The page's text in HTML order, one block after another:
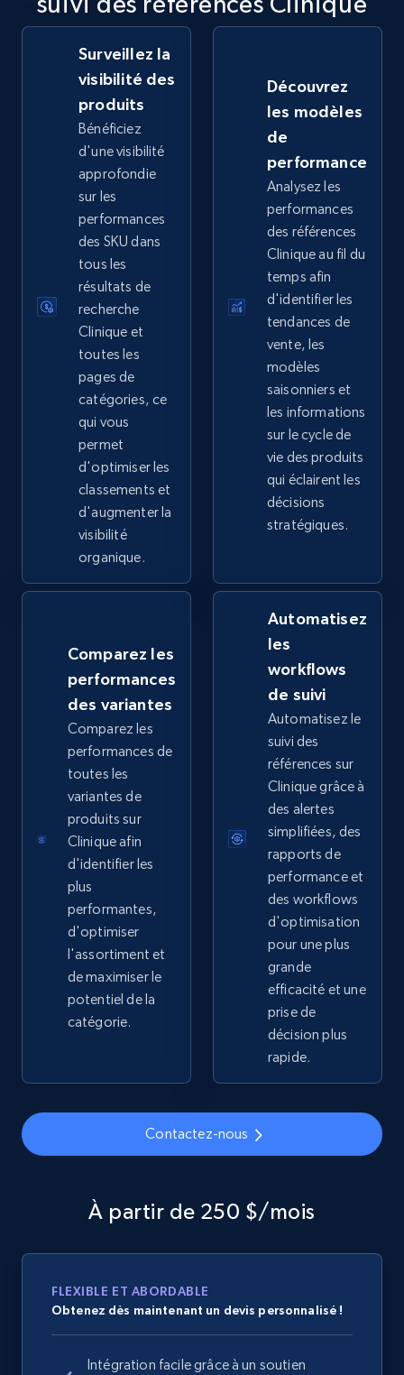
2.5K+ 359+ Commencer
eBay - Collect records by category
URL, Product id, Title, Seller name, Seller rating,
Seller reviews, Breadcrumbs, Root category, and
2.5K+ 359+ Commencer
Google Shopping
URL, Product id, Title, Product description,
Rating, Reviews count, Images, Variations, and
more.
2.4K+ Commencer
Google Shopping - collects products from
web using keywords
URL, Product id, Title, Product description,
Rating, Reviews count, Images, Variations, and
2.4K+ 200+ Commencer
Home Depot US
URL, Domain, Country code, Model number,
Sku, Product id, Product name, Manufacturer,
and more.
2.1K+ Commencer
Home Depot US - Gather data on products
using specified keywords
URL, Domain, Country code, Model number,
Sku, Product id, Product name, Manufacturer,
and more.
2.1K+ 355+ Commencer
URL, Domain, Country code, Model number,
and more.
2.1K+ 355+ Commencer
Surveillez la
visibilité des
produits
Bénéficiez
d'une visibilité
approfondie
sur les
performances
des SKU dans
tous les
résultats de
recherche
Clinique et
toutes les
pages de
catégories, ce
qui vous
permet
d'optimiser les
classements et
d'augmenter la
visibilité
organique.
Découvrez
les modèles
de
performance
Analysez les
performances
des références
Clinique au fil du
temps afin
d'identifier les
tendances de
vente, les
modèles
saisonniers et
les informations
sur le cycle de
vie des produits
qui éclairent les
décisions
stratégiques.
Comparez les
performances
des variantes
Comparez les
performances de
toutes les
variantes de
produits sur
Clinique afin
d'identifier les
plus
performantes,
d'optimiser
l'assortiment et
de maximiser le
potentiel de la
catégorie.
Automatisez
les
workflows
de suivi
Automatisez le
suivi des
références sur
Clinique grâce à
des alertes
simplifiées, des
rapports de
performance et
des workflows
d'optimisation
pour une plus
grande
efficacité et une
prise de
décision plus
rapide.
Contactez-nous
À partir de 250 $/mois
FLEXIBLE ET ABORDABLE
Obtenez dès maintenant un devis personnalisé !
Intégration facile grâce à un soutien